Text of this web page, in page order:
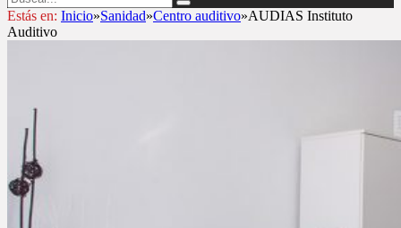
Estás en: Inicio»Sanidad»Centro auditivo»AUDIAS Instituto
Auditivo